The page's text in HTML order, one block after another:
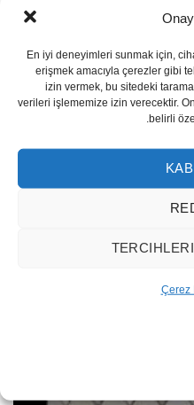
En iyi deneyimleri sunmak için,
erişmek amacıyla çerezler gibi
izin vermek, bu sitedeki
verileri işlememize izin verecektir.
belirli
Çerez